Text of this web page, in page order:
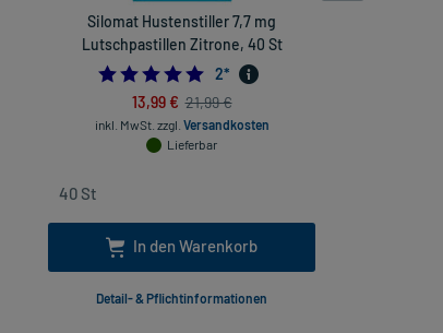
Silomat Hustenstiller 7,7 mg
Lutschpastillen Zitrone, 40 St
5.0
2*
13,99 € 21,99 €
inkl. MwSt. zzgl. Versandkosten
Lieferbar
In den Warenkorb
Detail- & Pflichtinformationen